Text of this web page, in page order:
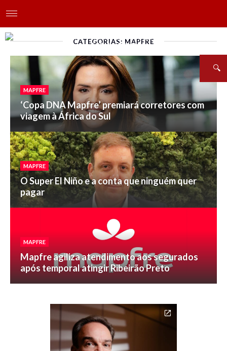
CATEGORIAS: MAPFRE
MAPFRE
‘Copa DNA Mapfre’ premiará corretores com
viagem à África do Sul
MAPFRE
O Super El Niño e a conta que ninguém quer
pagar
MAPFRE
Mapfre agiliza atendimento aos segurados
após temporal atingir Ribeirão Preto